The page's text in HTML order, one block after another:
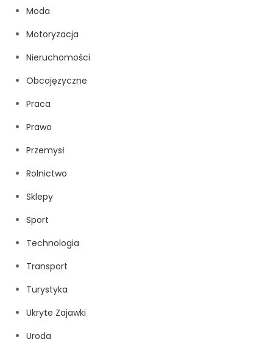
Moda
Motoryzacja
Nieruchomości
Obcojęzyczne
Praca
Prawo
Przemysł
Rolnictwo
Sklepy
Sport
Technologia
Transport
Turystyka
Ukryte Zajawki
Uroda